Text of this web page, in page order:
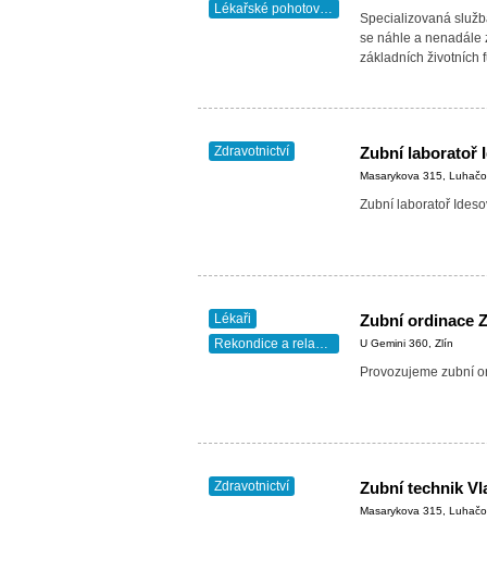
Lékařské pohotovosti
Specializovaná
se náhle a nenadále
základních životních
Zdravotnictví Zubní laboratoř
Masarykova 315,
Zubní laboratoř
Lékaři
Rekondice a relaxace
U Gemini 360, Zlín
Provozujeme zubní
Zdravotnictví Zubní technik
Masarykova 315,